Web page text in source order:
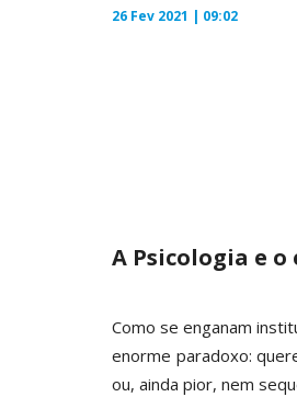
26 Fev 2021 | 09:02
A Psicologia e
Como se enganam
enorme paradoxo:
ou, ainda pior, nem